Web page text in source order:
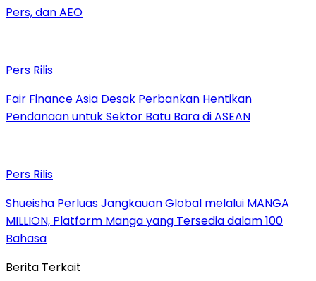
Pers, dan AEO
Pers Rilis
Fair Finance Asia Desak Perbankan Hentikan
Pendanaan untuk Sektor Batu Bara di ASEAN
Pers Rilis
Shueisha Perluas Jangkauan Global melalui MANGA
MILLION, Platform Manga yang Tersedia dalam 100
Bahasa
Berita Terkait